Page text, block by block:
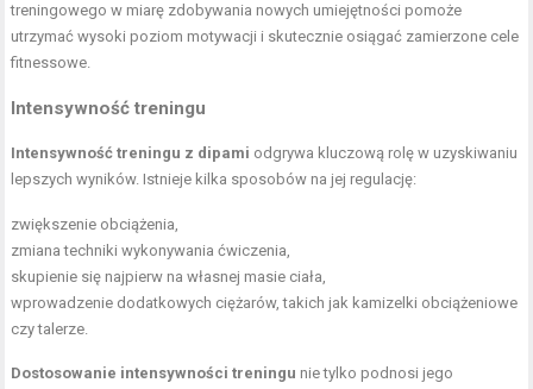
treningowego w miarę zdobywania nowych umiejętności pomoże
utrzymać wysoki poziom motywacji i skutecznie osiągać zamierzone cele
fitnessowe.
Intensywność treningu
Intensywność treningu z dipami odgrywa kluczową rolę w uzyskiwaniu
lepszych wyników. Istnieje kilka sposobów na jej regulację:
zwiększenie obciążenia,
zmiana techniki wykonywania ćwiczenia,
skupienie się najpierw na własnej masie ciała,
wprowadzenie dodatkowych ciężarów, takich jak kamizelki obciążeniowe
czy talerze.
Dostosowanie intensywności treningu nie tylko podnosi jego